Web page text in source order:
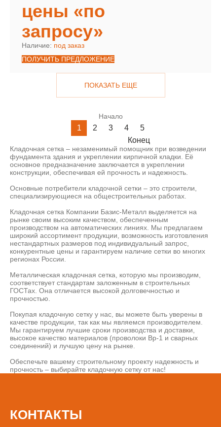
цены «по
запросу»
Наличие: под заказ
ПОЛУЧИТЬ ПРЕДЛОЖЕНИЕ
ПОКАЗАТЬ ЕЩЕ
Начало
1 2 3 4
5
Конец
Кладочная сетка – незаменимый помощник при возведении
фундамента здания и укреплении кирпичной кладки. Её
основное предназначение заключается в укреплении
конструкции, обеспечивая ей прочность и надежность.
Основные потребители кладочной сетки – это строители,
специализирующиеся на общестроительных работах.
Кладочная сетка Компании Базис-Металл выделяется на
рынке своим высоким качеством, обеспеченным
производством на автоматических линиях. Мы предлагаем
широкий ассортимент продукции, возможность изготовления
нестандартных размеров под индивидуальный запрос,
конкурентные цены и гарантируем наличие сетки во многих
регионах России.
Металлическая кладочная сетка, которую мы производим,
соответствует стандартам заложенным в строительных
ГОСТах. Она отличается высокой долговечностью и
прочностью.
Покупая кладочную сетку у нас, вы можете быть уверены в
качестве продукции, так как мы являемся производителем.
Мы гарантируем лучшие сроки производства и доставки,
высокое качество материалов (проволоки Вр-1 и сварных
соединений) и лучшую цену на рынке.
Обеспечьте вашему строительному проекту надежность и
прочность – выбирайте кладочную сетку от нас!
КОНТАКТЫ